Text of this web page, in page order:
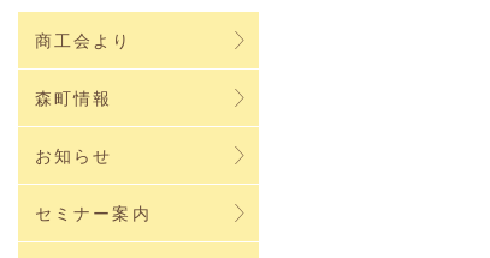
商工会より
森町情報
お知らせ
セミナー案内